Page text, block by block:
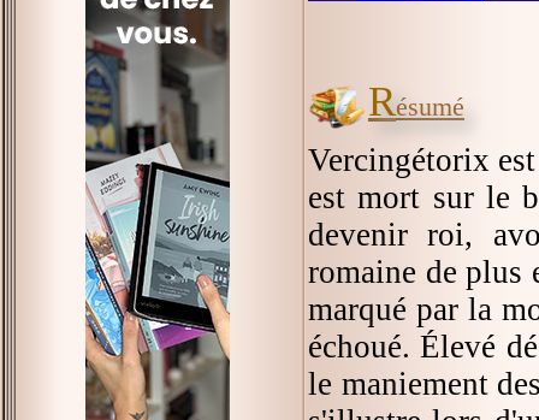
Résumé
Vercingétorix
est mort sur le
devenir roi,
romaine de plus
marqué par la
échoué. Élevé
le maniement